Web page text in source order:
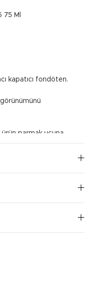
75 Ml
kapatıcı fondöten.
görünümünü
parmak ucuna
Gerekirse, bir